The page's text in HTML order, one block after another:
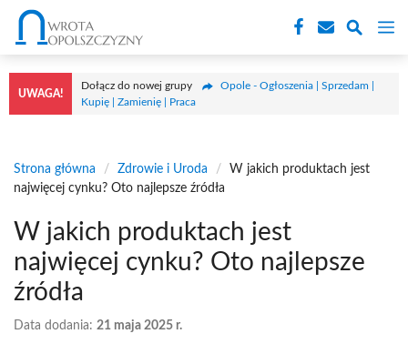
Przejdź
treści
UWAGA!
Dołącz do nowej grupy
Opole - Ogłoszenia | Sprzedam |
Kupię | Zamienię | Praca
Strona główna / Zdrowie i Uroda /
W jakich produktach jest
najwięcej cynku? Oto najlepsze źródła
W jakich produktach jest
najwięcej cynku? Oto najlepsze
źródła
Data dodania: 21 maja 2025 r.